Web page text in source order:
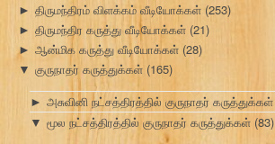
► திருமந்திரம் விளக்கம் வீடியோக்கள் (253)
► திருமந்திர கருத்து வீடியோக்கள் (21)
► ஆன்மிக கருத்து வீடியோக்கள் (28)
▼ குருநாதர் கருத்துக்கள் (165)
► அசுவினி நட்சத்திரத்தில் குருநாதர் கருத்துக்கள்
▼ மூல நட்சத்திரத்தில் குருநாதர் கருத்துக்கள் (83)